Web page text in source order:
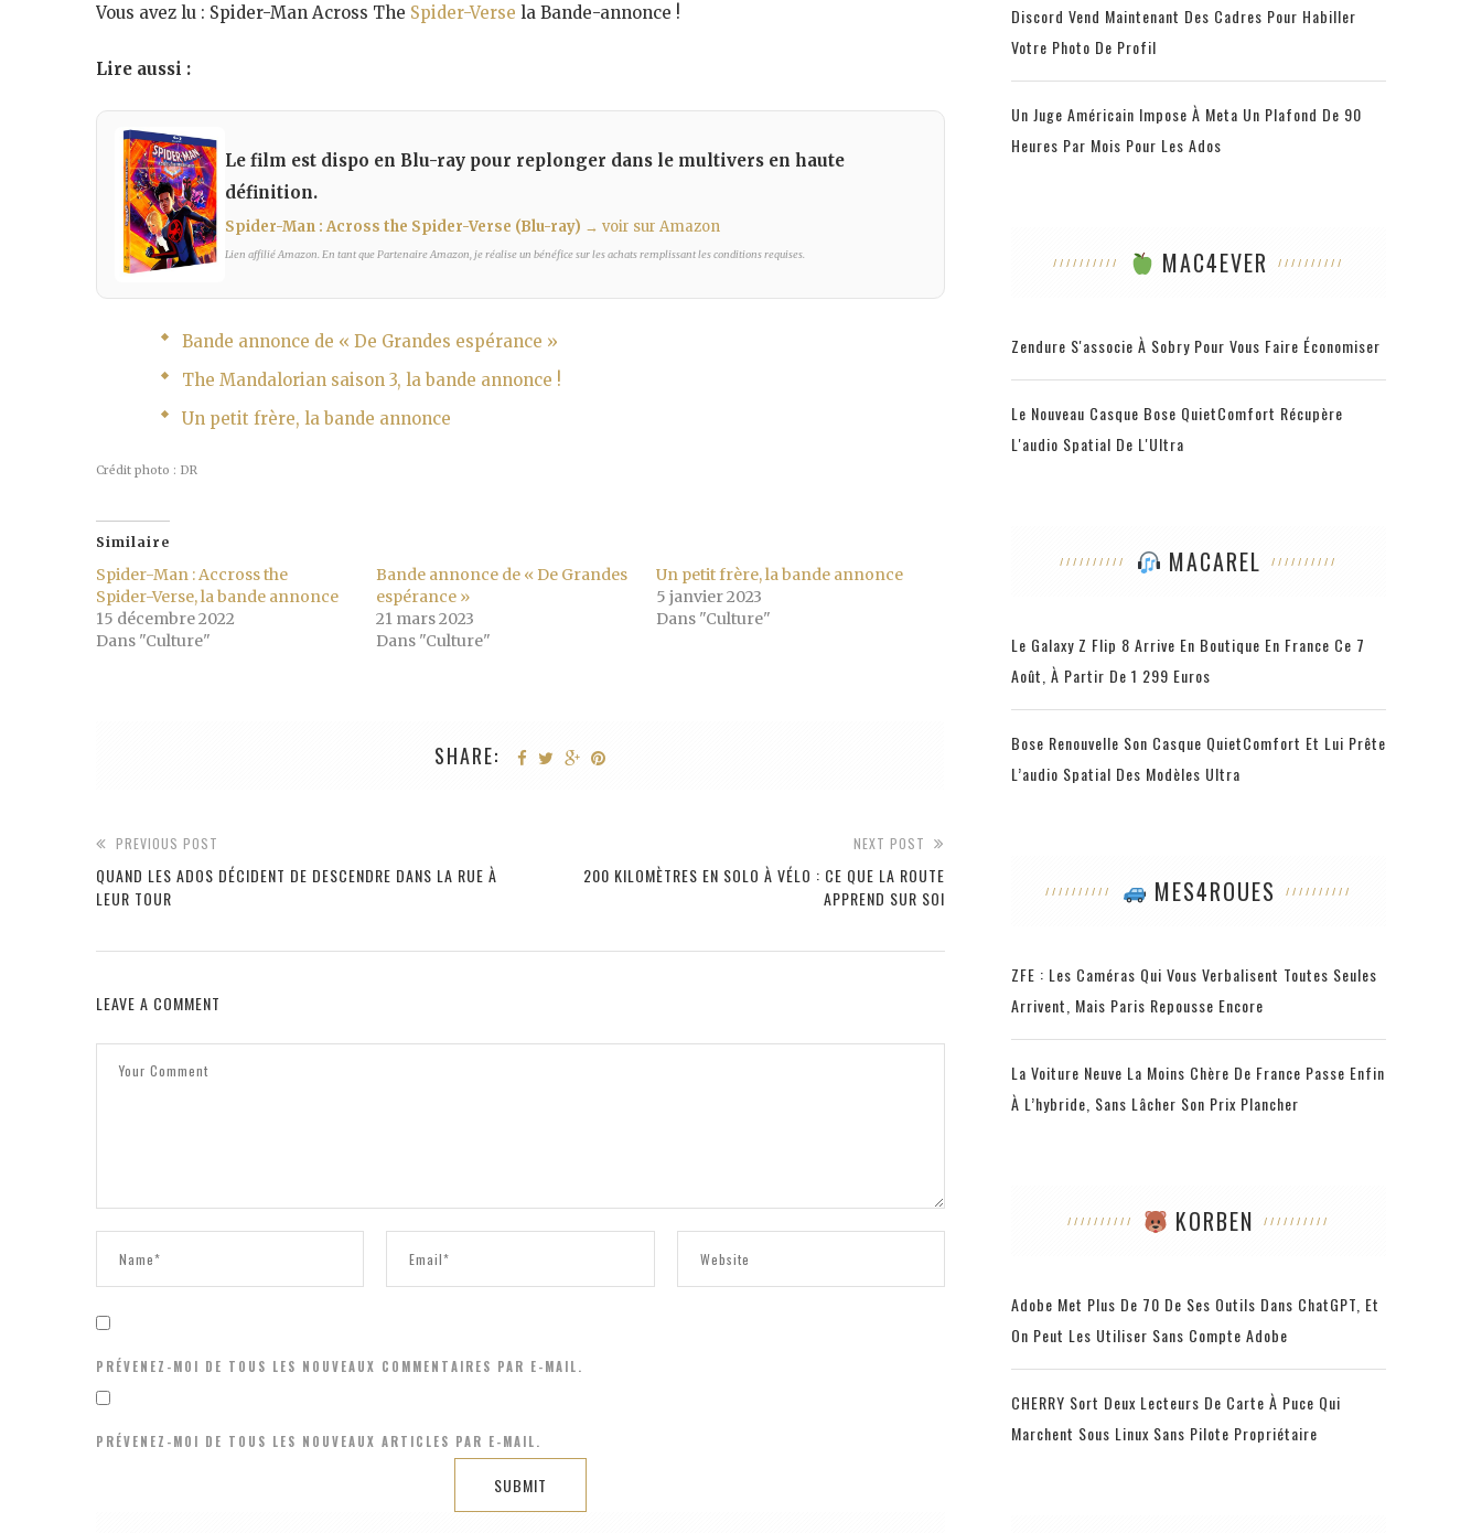
Vous avez lu : Spider-Man Across The Spider-Verse la Bande-annonce !
Lire aussi :
Le film est dispo en Blu-ray pour replonger dans le multivers en haute
définition.
Spider-Man : Across the Spider-Verse (Blu-ray) → voir sur Amazon
Lien affilié Amazon. En tant que Partenaire Amazon, je réalise un bénéfice sur les achats remplissant les conditions requises.
Bande annonce de « De Grandes espérance »
The Mandalorian saison 3, la bande annonce !
Un petit frère, la bande annonce
Crédit photo : DR
Similaire
Spider-Man : Accross the
Spider-Verse, la bande annonce
15 décembre 2022
Dans "Culture"
Bande annonce de « De Grandes
espérance »
21 mars 2023
Dans "Culture"
Un petit frère, la bande annonce
5 janvier 2023
Dans "Culture"
SHARE:
PREVIOUS POST
QUAND LES ADOS DÉCIDENT DE DESCENDRE DANS LA RUE À
LEUR TOUR
NEXT POST
200 KILOMÈTRES EN SOLO À VÉLO : CE QUE LA ROUTE
APPREND SUR SOI
LEAVE A COMMENT
PRÉVENEZ-MOI DE TOUS LES NOUVEAUX COMMENTAIRES PAR E-MAIL.
PRÉVENEZ-MOI DE TOUS LES NOUVEAUX ARTICLES PAR E-MAIL.
Discord Vend Maintenant Des Cadres Pour Habiller
Votre Photo De Profil
Un Juge Américain Impose À Meta Un Plafond De 90
Heures Par Mois Pour Les Ados
MAC4EVER
Zendure S'associe À Sobry Pour Vous Faire Économiser
Le Nouveau Casque Bose QuietComfort Récupère
L'audio Spatial De L'Ultra
MACAREL
Le Galaxy Z Flip 8 Arrive En Boutique En France Ce 7
Août, À Partir De 1 299 Euros
Bose Renouvelle Son Casque QuietComfort Et Lui Prête
L’audio Spatial Des Modèles Ultra
MES4ROUES
ZFE : Les Caméras Qui Vous Verbalisent Toutes Seules
Arrivent, Mais Paris Repousse Encore
La Voiture Neuve La Moins Chère De France Passe Enfin
À L’hybride, Sans Lâcher Son Prix Plancher
KORBEN
Adobe Met Plus De 70 De Ses Outils Dans ChatGPT, Et
On Peut Les Utiliser Sans Compte Adobe
CHERRY Sort Deux Lecteurs De Carte À Puce Qui
Marchent Sous Linux Sans Pilote Propriétaire